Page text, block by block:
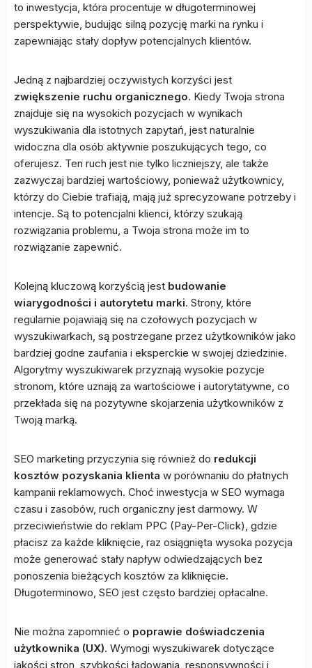
to inwestycja, która procentuje w długoterminowej
perspektywie, budując silną pozycję marki na rynku i
zapewniając stały dopływ potencjalnych klientów.
Jedną z najbardziej oczywistych korzyści jest
zwiększenie ruchu organicznego. Kiedy Twoja strona
znajduje się na wysokich pozycjach w wynikach
wyszukiwania dla istotnych zapytań, jest naturalnie
widoczna dla osób aktywnie poszukujących tego, co
oferujesz. Ten ruch jest nie tylko liczniejszy, ale także
zazwyczaj bardziej wartościowy, ponieważ użytkownicy,
którzy do Ciebie trafiają, mają już sprecyzowane potrzeby i
intencje. Są to potencjalni klienci, którzy szukają
rozwiązania problemu, a Twoja strona może im to
rozwiązanie zapewnić.
Kolejną kluczową korzyścią jest budowanie
wiarygodności i autorytetu marki. Strony, które
regularnie pojawiają się na czołowych pozycjach w
wyszukiwarkach, są postrzegane przez użytkowników jako
bardziej godne zaufania i eksperckie w swojej dziedzinie.
Algorytmy wyszukiwarek przyznają wysokie pozycje
stronom, które uznają za wartościowe i autorytatywne, co
przekłada się na pozytywne skojarzenia użytkowników z
Twoją marką.
SEO marketing przyczynia się również do redukcji
kosztów pozyskania klienta w porównaniu do płatnych
kampanii reklamowych. Choć inwestycja w SEO wymaga
czasu i zasobów, ruch organiczny jest darmowy. W
przeciwieństwie do reklam PPC (Pay-Per-Click), gdzie
płacisz za każde kliknięcie, raz osiągnięta wysoka pozycja
może generować stały napływ odwiedzających bez
ponoszenia bieżących kosztów za kliknięcie.
Długoterminowo, SEO jest często bardziej opłacalne.
Nie można zapomnieć o poprawie doświadczenia
użytkownika (UX). Wymogi wyszukiwarek dotyczące
jakości stron, szybkości ładowania, responsywności i